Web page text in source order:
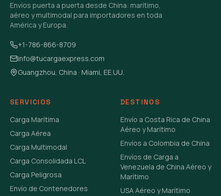
Envíos puerta a puerta desde China: marítimo,
aéreo y multimodal para importadores en toda
América y Europa.
+1-786-866-8709
info@tucargaexpress.com
Guangzhou, China · Miami, EE.UU.
SERVICIOS
Carga Marítima
Carga Aérea
Carga Multimodal
Carga Consolidada LCL
Carga Peligrosa
Envío de Contenedores
DESTINOS
Envío a Costa Rica de China
Aéreo y Marítimo
Envíos a Colombia de China
Envíos de Carga a
Venezuela de China Aéreo y
Marítimo
USA Aéreo y Marítimo